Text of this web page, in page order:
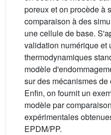
poreux et on procède à
comparaison à des
une cellule de base.
validation numérique et
thermodynamiques
modèle
sur des mécanismes
Enfin, on fournit un
modèle par
expérimentales
EPDM/PP.